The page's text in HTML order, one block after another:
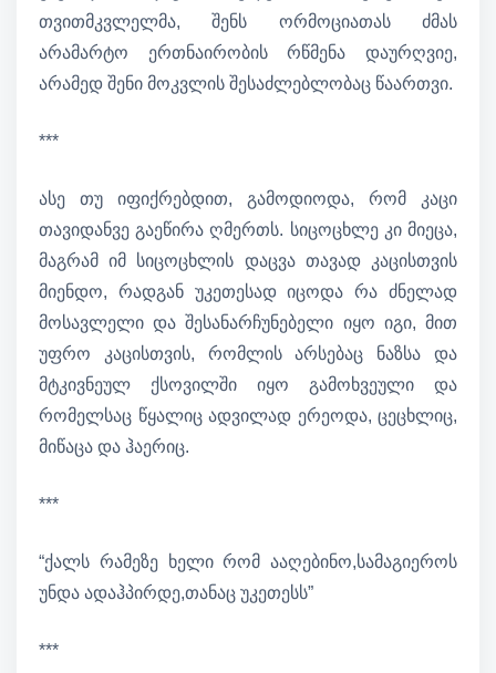
თვითმკვლელმა, შენს ორმოციათას ძმას
არამარტო ერთნაირობის რწმენა დაურღვიე,
არამედ შენი მოკვლის შესაძლებლობაც წაართვი.
***
ასე თუ იფიქრებდით, გამოდიოდა, რომ კაცი
თავიდანვე გაეწირა ღმერთს. სიცოცხლე კი მიეცა,
მაგრამ იმ სიცოცხლის დაცვა თავად კაცისთვის
მიენდო, რადგან უკეთესად იცოდა რა ძნელად
მოსავლელი და შესანარჩუნებელი იყო იგი, მით
უფრო კაცისთვის, რომლის არსებაც ნაზსა და
მტკივნეულ ქსოვილში იყო გამოხვეული და
რომელსაც წყალიც ადვილად ერეოდა, ცეცხლიც,
მიწაცა და ჰაერიც.
***
“ქალს რამეზე ხელი რომ ააღებინო,სამაგიეროს
უნდა ადაჰპირდე,თანაც უკეთესს”
***